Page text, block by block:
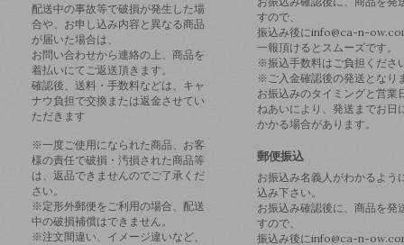
配送中の事故等で破損が発生した場
合や、お申し込み内容と異なる商品
が届いた場合は、
お問い合わせから連絡の上、商品を
着払いにてご返送頂きます。
確認後、送料・手数料などは、キャ
ナウ負担で交換または返金させてい
ただきます
※一度ご使用になられた商品、お客
様の責任で破損・汚損された商品等
は、返品できませんのでご了承くだ
さい。
※定形外郵便をご利用の場合、配送
中の破損補償はできません。
※注文間違い、イメージ違いなど、
すので、
振込み後にinfo@ca-n-
一報頂けるとスムーズです。
※振込手数料はご負担くださ
※ご入金確認後の発送となり
お振込みのタイミングと営業
ねあいにより、発送までお日
かかる場合があります。
郵便振込
お振込み名義人がわかるよう
込み下さい。
お振込み確認後に、商品を発
すので、
振込み後にinfo@ca-n-